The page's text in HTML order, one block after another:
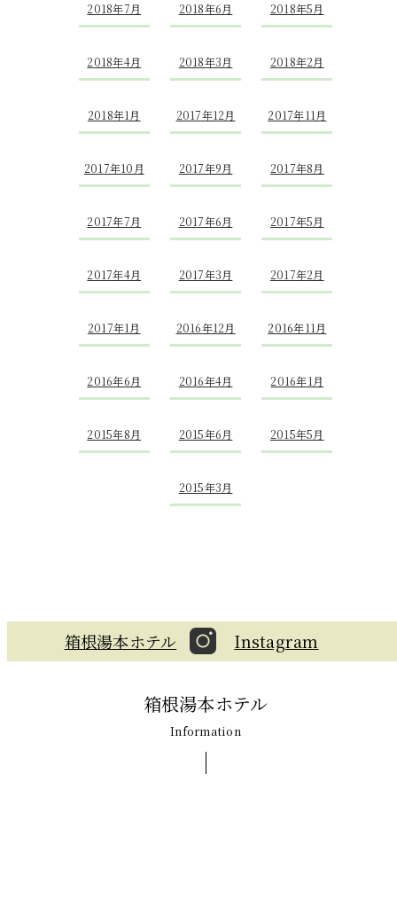
2018年7月 2018年6月 2018年5月
2018年4月 2018年3月 2018年2月
2018年1月 2017年12月 2017年11月
2017年10月 2017年9月 2017年8月
2017年7月 2017年6月 2017年5月
2017年4月 2017年3月 2017年2月
2017年1月 2016年12月 2016年11月
2016年6月 2016年4月 2016年1月
2015年8月 2015年6月 2015年5月
2015年3月
箱根湯本ホテル Instagram
箱根湯本ホテル
Information